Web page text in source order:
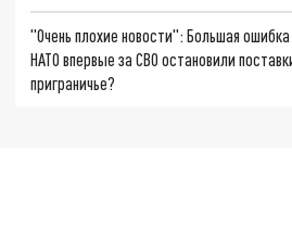
"Очень плохие новости": Большая
НАТО впервые за СВО остановили
приграничье?